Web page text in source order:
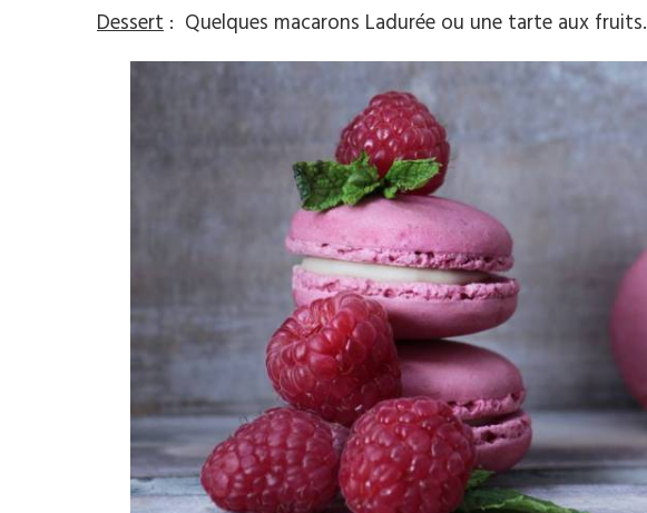
Dessert : Quelques macarons Ladurée ou une tarte aux fruits.